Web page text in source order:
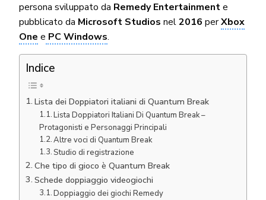
persona sviluppato da Remedy Entertainmente
pubblicato da Microsoft Studios nel2016 perXbox
One e PC Windows.
Indice
Lista dei Doppiatori italiani di Quantum Break
Lista Doppiatori Italiani Di Quantum Break –
Protagonisti e Personaggi Principali
Altre voci di Quantum Break
Studio di registrazione
Che tipo di gioco è Quantum Break
Schede doppiaggio videogiochi
Doppiaggio dei giochi Remedy